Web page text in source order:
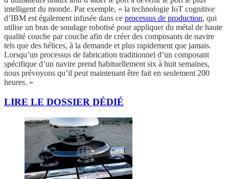
intelligent du monde. Par exemple, « la technologie IoT cognitive
d’IBM est également infusée dans ce processus de production, qui
utilise un bras de soudage robotisé pour appliquer du métal de haute
qualité couche par couche afin de créer des composants de navire
tels que des hélices, à la demande et plus rapidement que jamais.
Lorsqu’un processus de fabrication traditionnel d’un composant
spécifique d’un navire prend habituellement six à huit semaines,
nous prévoyons qu’il peut maintenant être fait en seulement 200
heures. »
LIRE LE DOSSIER DÉDIÉ